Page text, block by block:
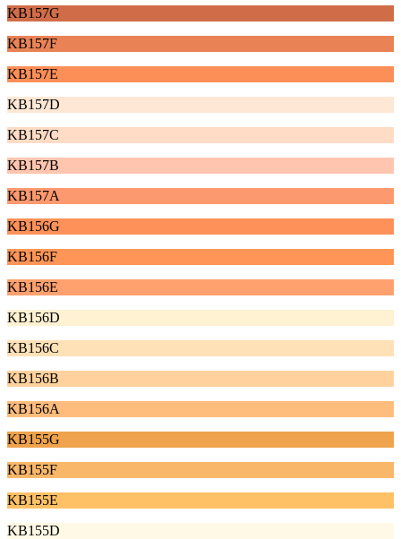
KB157G
KB157F
KB157E
KB157D
KB157C
KB157B
KB157A
KB156G
KB156F
KB156E
KB156D
KB156C
KB156B
KB156A
KB155G
KB155F
KB155E
KB155D